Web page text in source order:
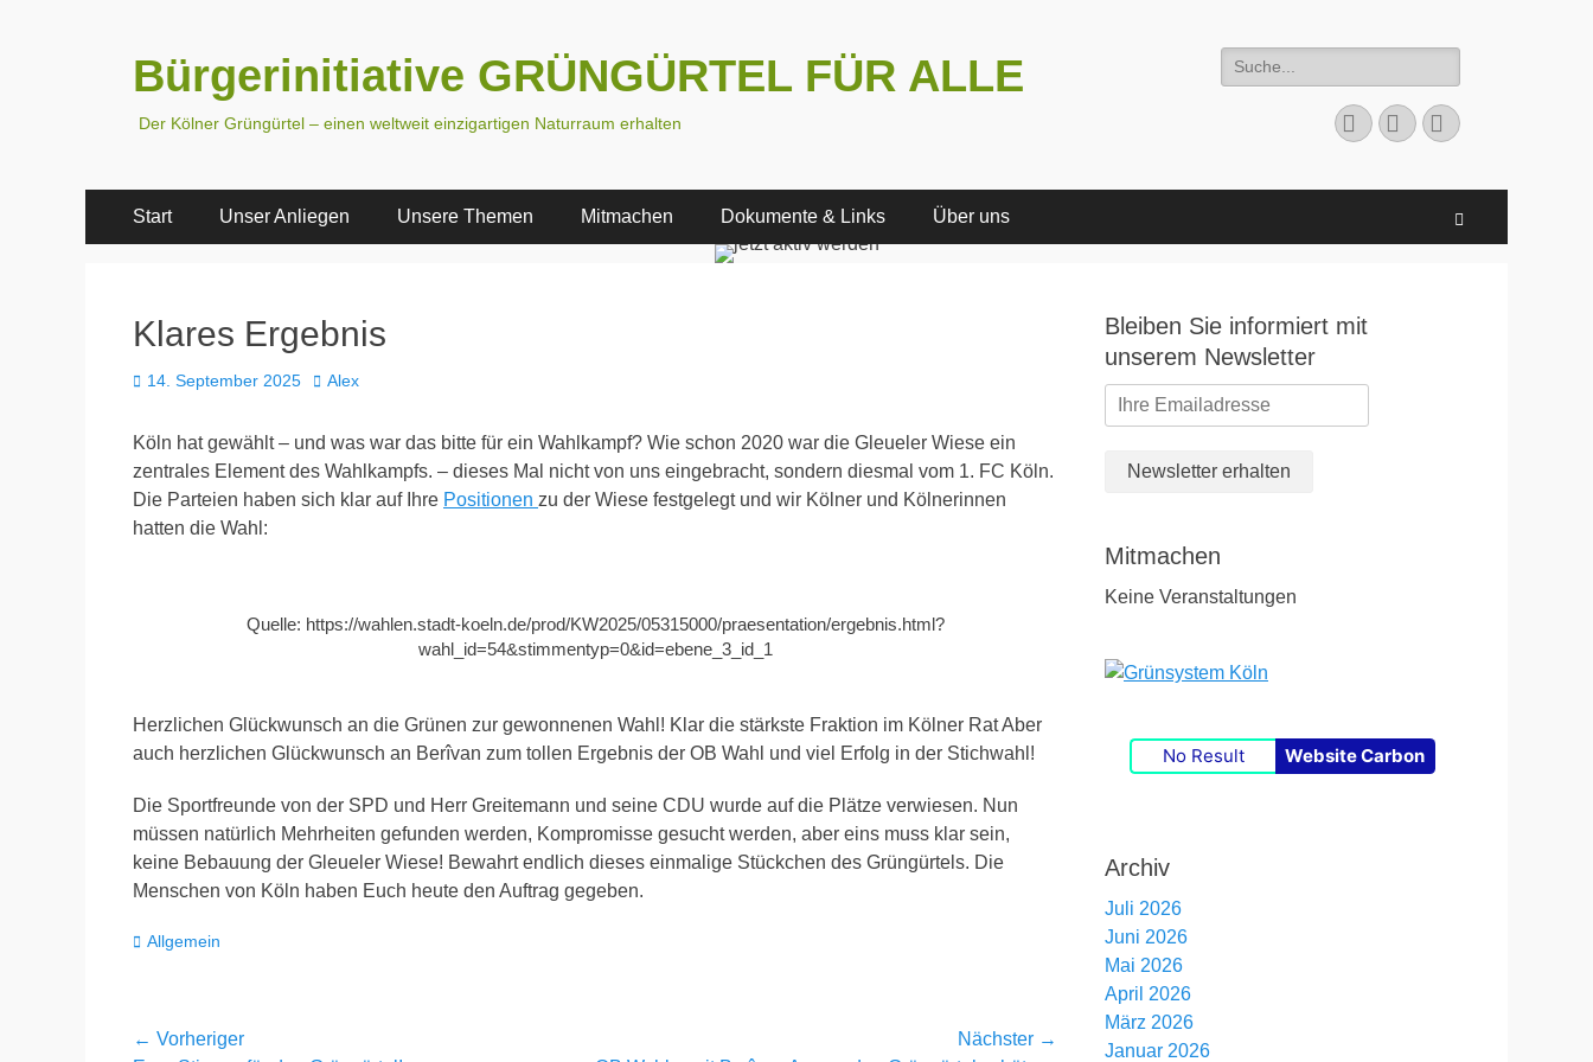
Bürgerinitiative GRÜNGÜRTEL FÜR ALLE
Der Kölner Grüngürtel – einen weltweit einzigartigen Naturraum erhalten
Suchen
nach:
Facebook
E-
Mail
Instagram
Primäres
Menü
Start Unser Anliegen Unsere Themen Mitmachen Dokumente & Links Über uns
Klares Ergebnis
Veröffentlicht
14. September 2025 Autor
Alex
Köln hat gewählt – und was war das bitte für ein Wahlkampf? Wie schon 2020 war die Gleueler Wiese ein
zentrales Element des Wahlkampfs. – dieses Mal nicht von uns eingebracht, sondern diesmal vom 1. FC Köln.
Die Parteien haben sich klar auf Ihre Positionen zu der Wiese festgelegt und wir Kölner und Kölnerinnen
hatten die Wahl:
Quelle: https://wahlen.stadt-koeln.de/prod/KW2025/05315000/praesentation/ergebnis.html?
wahl_id=54&stimmentyp=0&id=ebene_3_id_1
Herzlichen Glückwunsch an die Grünen zur gewonnenen Wahl! Klar die stärkste Fraktion im Kölner Rat Aber
auch herzlichen Glückwunsch an Berîvan zum tollen Ergebnis der OB Wahl und viel Erfolg in der Stichwahl!
Die Sportfreunde von der SPD und Herr Greitemann und seine CDU wurde auf die Plätze verwiesen. Nun
müssen natürlich Mehrheiten gefunden werden, Kompromisse gesucht werden, aber eins muss klar sein,
keine Bebauung der Gleueler Wiese! Bewahrt endlich dieses einmalige Stückchen des Grüngürtels. Die
Menschen von Köln haben Euch heute den Auftrag gegeben.
Kategorien
Allgemein
Beitragsnavigation
← Vorheriger
Nächster →
Bleiben Sie informiert mit
unserem Newsletter
Mitmachen
Keine Veranstaltungen
No Result Website Carbon
Archiv
Juli 2026
Juni 2026
Mai 2026
April 2026
März 2026
Januar 2026